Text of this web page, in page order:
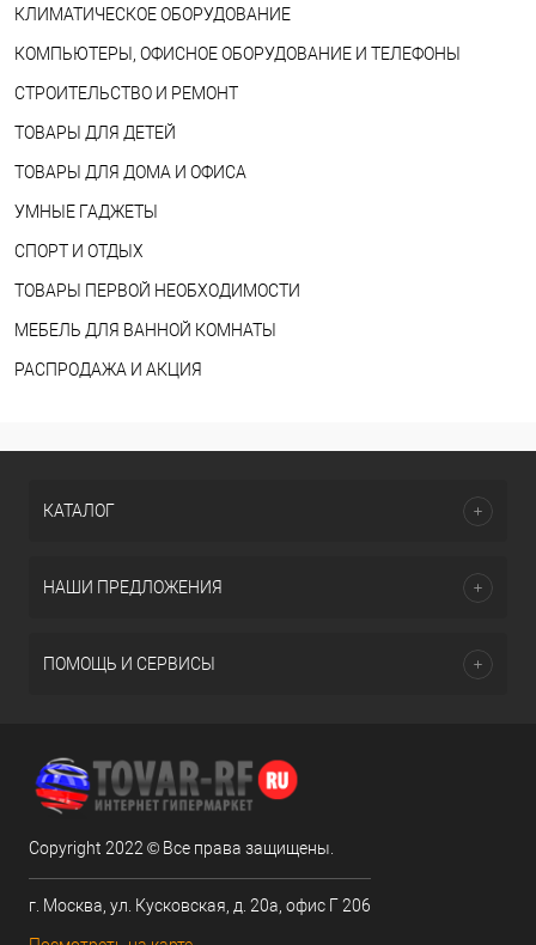
КЛИМАТИЧЕСКОЕ ОБОРУДОВАНИЕ
КОМПЬЮТЕРЫ, ОФИСНОЕ ОБОРУДОВАНИЕ И ТЕЛЕФОНЫ
СТРОИТЕЛЬСТВО И РЕМОНТ
ТОВАРЫ ДЛЯ ДЕТЕЙ
ТОВАРЫ ДЛЯ ДОМА И ОФИСА
УМНЫЕ ГАДЖЕТЫ
СПОРТ И ОТДЫХ
ТОВАРЫ ПЕРВОЙ НЕОБХОДИМОСТИ
МЕБЕЛЬ ДЛЯ ВАННОЙ КОМНАТЫ
РАСПРОДАЖА И АКЦИЯ
КАТАЛОГ
НАШИ ПРЕДЛОЖЕНИЯ
ПОМОЩЬ И СЕРВИСЫ
Copyright 2022 © Все права защищены.
г. Москва, ул. Кусковская, д. 20а, офис Г 206